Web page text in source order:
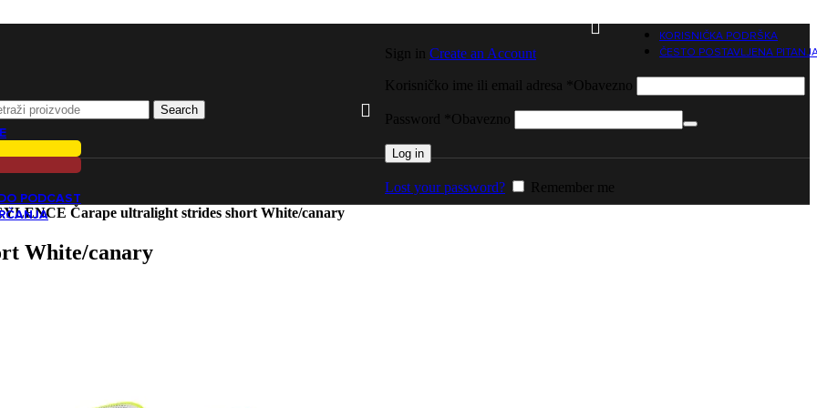
KORISNIČKA PODRŠKA
ČESTO POSTAVLJENA
Search
Sign in Create an Account
Korisničko ime ili email adresa Obavezno
Password Obavezno
Log in
Lost your password? Remember me
PODCAST
Čarape ultralight strides short White/canary
White/canary